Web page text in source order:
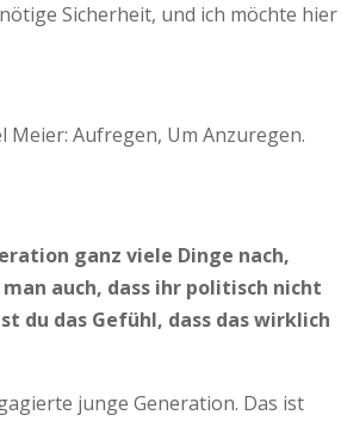
Sicherheit, und ich möchte hier
ganz viele Dinge nach,
auch, dass ihr politisch nicht
du das Gefühl, dass das wirklich
junge Generation. Das ist